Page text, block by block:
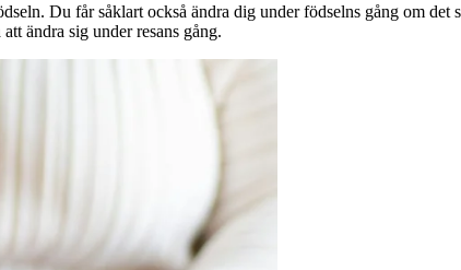
Du får såklart också ändra dig under födselns gång om
ändra sig under resans gång.